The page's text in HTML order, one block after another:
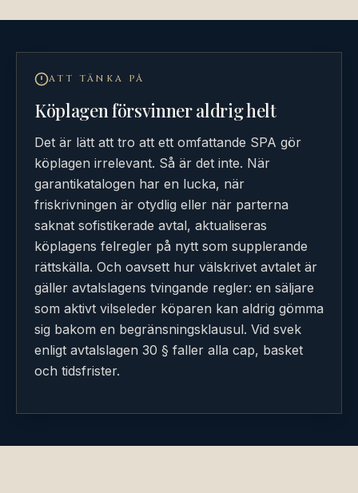
ATT TÄNKA PÅ
Köplagen försvinner aldrig helt
Det är lätt att tro att ett omfattande SPA gör
köplagen irrelevant. Så är det inte. När
garantikatalogen har en lucka, när
friskrivningen är otydlig eller när parterna
saknat sofistikerade avtal, aktualiseras
köplagens felregler på nytt som supplerande
rättskälla. Och oavsett hur välskrivet avtalet är
gäller avtalslagens tvingande regler: en säljare
som aktivt vilseleder köparen kan aldrig gömma
sig bakom en begränsningsklausul. Vid svek
enligt avtalslagen 30 § faller alla cap, basket
och tidsfrister.